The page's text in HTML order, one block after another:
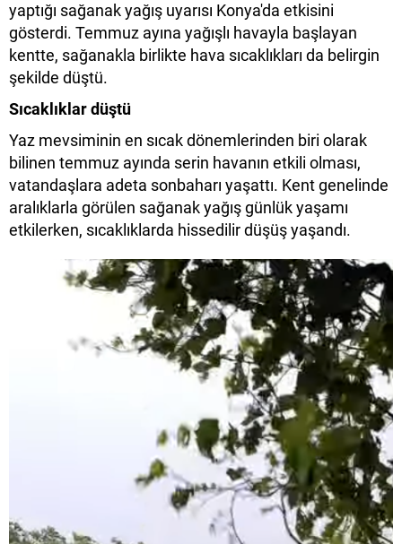
yaptığı sağanak yağış uyarısı Konya'da etkisini
gösterdi. Temmuz ayına yağışlı havayla başlayan
kentte, sağanakla birlikte hava sıcaklıkları da belirgin
şekilde düştü.
Sıcaklıklar düştü
Yaz mevsiminin en sıcak dönemlerinden biri olarak
bilinen temmuz ayında serin havanın etkili olması,
vatandaşlara adeta sonbaharı yaşattı. Kent genelinde
aralıklarla görülen sağanak yağış günlük yaşamı
etkilerken, sıcaklıklarda hissedilir düşüş yaşandı.